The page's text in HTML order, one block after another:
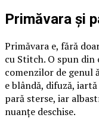
Primăvara și
Primăvara e, fără
cu Stitch. O spun
comenzilor de genul
e blândă, difuză,
pară sterse, iar
nuanțe deschise.